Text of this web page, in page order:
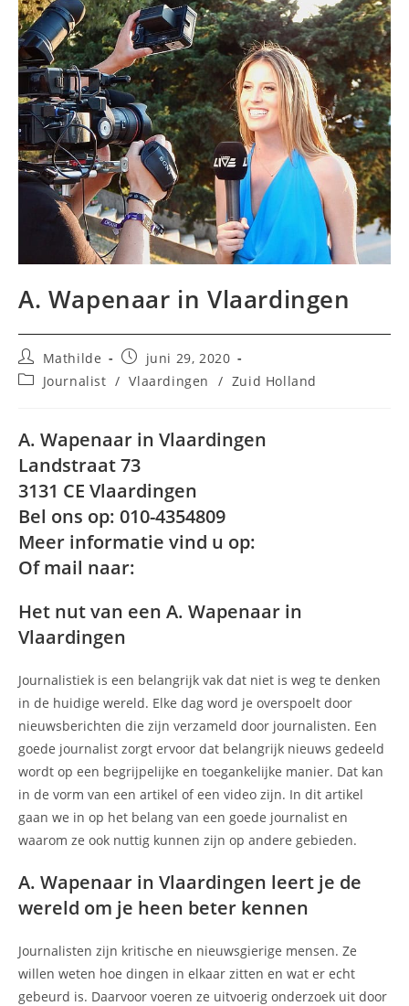
A. Wapenaar in Vlaardingen
Bericht
auteur:
Mathilde
Bericht
gepubliceerd
op:
juni 29, 2020
Berichtcategorie:
Journalist / Vlaardingen / Zuid Holland
A. Wapenaar in Vlaardingen
Landstraat 73
3131 CE Vlaardingen
Bel ons op: 010-4354809
Meer informatie vind u op:
Of mail naar:
Het nut van een A. Wapenaar in
Vlaardingen
Journalistiek is een belangrijk vak dat niet is weg te denken
in de huidige wereld. Elke dag word je overspoelt door
nieuwsberichten die zijn verzameld door journalisten. Een
goede journalist zorgt ervoor dat belangrijk nieuws gedeeld
wordt op een begrijpelijke en toegankelijke manier. Dat kan
in de vorm van een artikel of een video zijn. In dit artikel
gaan we in op het belang van een goede journalist en
waarom ze ook nuttig kunnen zijn op andere gebieden.
A. Wapenaar in Vlaardingen leert je de
wereld om je heen beter kennen
Journalisten zijn kritische en nieuwsgierige mensen. Ze
willen weten hoe dingen in elkaar zitten en wat er echt
gebeurd is. Daarvoor voeren ze uitvoerig onderzoek uit door